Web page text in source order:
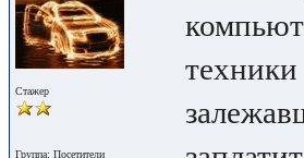
Стажер
Группа: Посетители